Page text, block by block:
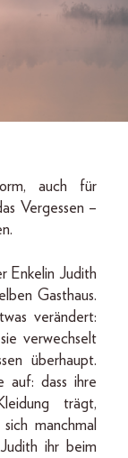
auch für
Vergessen –
Enkelin Judith
Gasthaus.
verändert:
verwechselt
überhaupt.
auf: dass ihre
trägt,
manchmal
ihr beim